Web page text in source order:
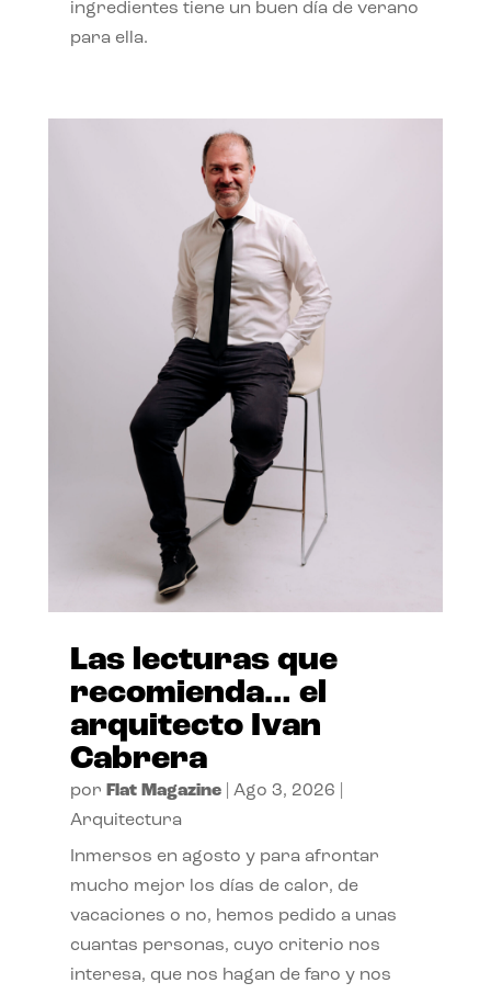
ingredientes tiene un buen día de verano
para ella.
Las lecturas que
recomienda… el
arquitecto Ivan
Cabrera
por Flat Magazine| Ago 3, 2026
Arquitectura
Inmersos en agosto y para afrontar
mucho mejor los días de calor, de
vacaciones o no, hemos pedido a unas
cuantas personas, cuyo criterio nos
interesa, que nos hagan de faro y nos